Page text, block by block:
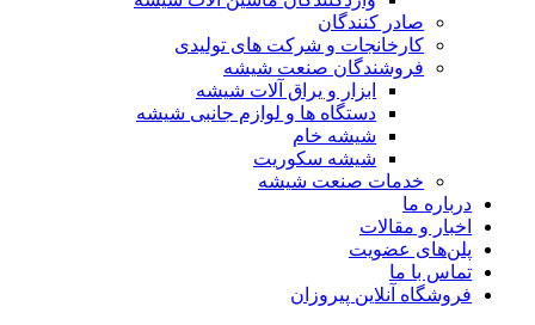
صادر کنندگان
کارخانجات و شرکت های تولیدی
فروشندگان صنعت شیشه
ابزار و یراق آلات شیشه
دستگاه ها و لوازم جانبی شیشه
شیشه خام
شیشه سکوریت
خدمات صنعت شیشه
درباره ما
اخبار و مقالات
پلن‌های عضویت
تماس با ما
فروشگاه آنلاین پیروزان